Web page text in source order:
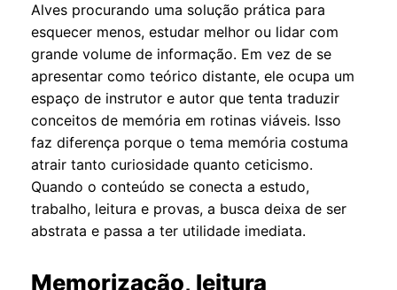
Alves procurando uma solução prática para
esquecer menos, estudar melhor ou lidar com
grande volume de informação. Em vez de se
apresentar como teórico distante, ele ocupa um
espaço de instrutor e autor que tenta traduzir
conceitos de memória em rotinas viáveis. Isso
faz diferença porque o tema memória costuma
atrair tanto curiosidade quanto ceticismo.
Quando o conteúdo se conecta a estudo,
trabalho, leitura e provas, a busca deixa de ser
abstrata e passa a ter utilidade imediata.
Memorização, leitura